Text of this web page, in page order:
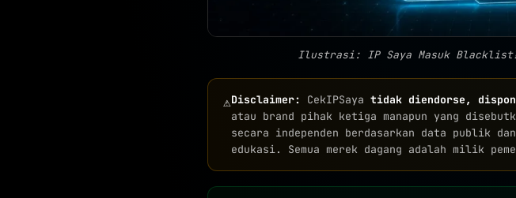
Ilustrasi: IP Saya Masuk Blacklist?
⚠Disclaimer: CekIPSayatidak diendorse,
atau brand pihak ketiga manapun yang
secara independen berdasarkan data publik
edukasi. Semua merek dagang adalah milik